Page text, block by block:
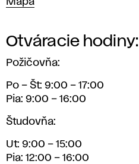
Mapa
Mapa
Otváracie hodiny:
Požičovňa:
Po – Št: 9:00 – 17:00
Pia: 9:00 – 16:00
Študovňa:
Ut: 9:00 – 15:00
Pia: 12:00 – 16:00